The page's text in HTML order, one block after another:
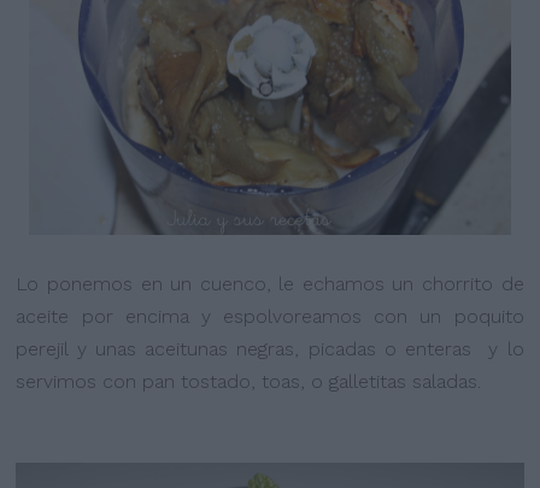
Lo ponemos en un cuenco, le echamos un chorrito de
aceite por encima y espolvoreamos con un poquito
perejil y unas aceitunas negras, picadas o enteras y lo
servimos con pan tostado, toas, o galletitas saladas.